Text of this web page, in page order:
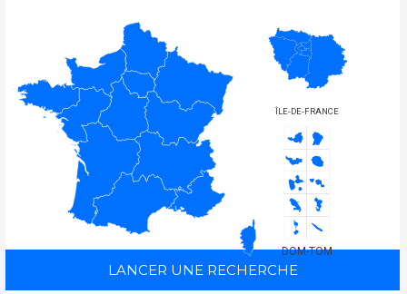
ÎLE-DE-FRANCE
DOM-TOM
LANCER UNE RECHERCHE